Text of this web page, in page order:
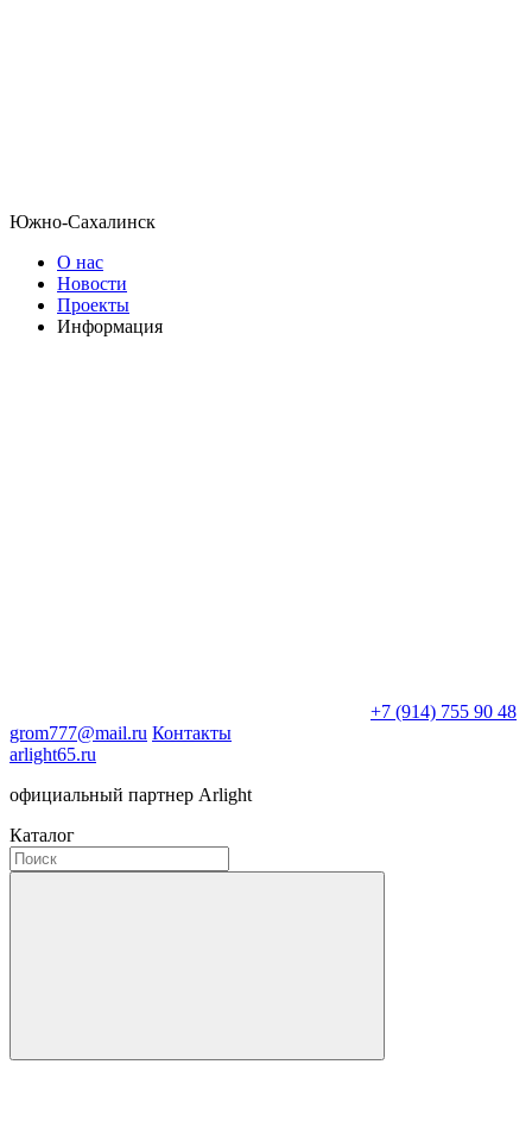
Южно-Сахалинск
О нас
Новости
Проекты
Информация
+7 (914) 755 90 48
grom777@mail.ru Контакты
arlight65.ru
официальный партнер Arlight
Каталог